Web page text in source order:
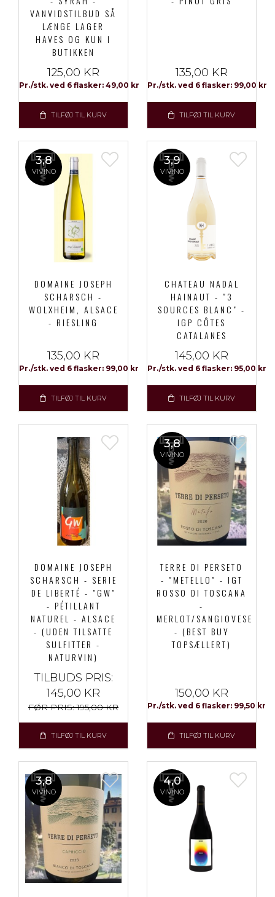
VANVIDSTILBUD SÅ
LÆNGE LAGER
HAVES OG KUN I
BUTIKKEN
125,00 KR
Pr./stk. ved 6 flasker: 49,00 kr
TILFØJ TIL KURV
135,00 KR
Pr./stk. ved 6 flasker: 99,00 kr
TILFØJ TIL KURV
3,8
VIVINO
DOMAINE JOSEPH
SCHARSCH -
WOLXHEIM, ALSACE
- RIESLING
135,00 KR
Pr./stk. ved 6 flasker: 99,00 kr
TILFØJ TIL KURV
3,9
VIVINO
CHATEAU NADAL
HAINAUT - "3
SOURCES BLANC" -
IGP CÔTES
CATALANES
145,00 KR
Pr./stk. ved 6 flasker: 95,00 kr
TILFØJ TIL KURV
DOMAINE JOSEPH
SCHARSCH - SERIE
DE LIBERTÉ - "GW"
- PÉTILLANT
NATUREL - ALSACE
- (UDEN TILSATTE
SULFITTER -
NATURVIN)
TILBUDS PRIS:
145,00 KR
FØR PRIS: 195,00 KR
TILFØJ TIL KURV
3,8
VIVINO
TERRE DI PERSETO
- "METELLO" - IGT
ROSSO DI TOSCANA
-
MERLOT/SANGIOVESE
- (BEST BUY
TOPSÆLLERT)
150,00 KR
Pr./stk. ved 6 flasker: 99,50 kr
TILFØJ TIL KURV
3,8
VIVINO
4,0
VIVINO